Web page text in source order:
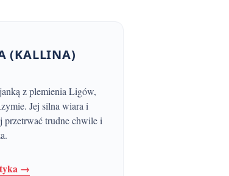
(KALLINA)
Jej silna wiara i
przetrwać trudne chwile i
→